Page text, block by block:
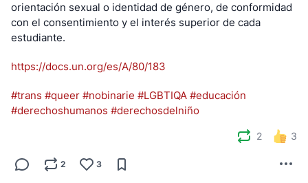
orientación sexual o identidad de género, de conformidad
con el consentimiento y el interés superior de cada
estudiante.
https://docs.un.org/es/A/80/183
#trans #queer #nobinarie #LGBTIQA #educación
#derechoshumanos #derechosdelniño
2 3
2 3